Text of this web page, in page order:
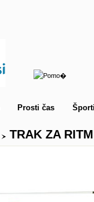
Prosti čas
TRAK ZA